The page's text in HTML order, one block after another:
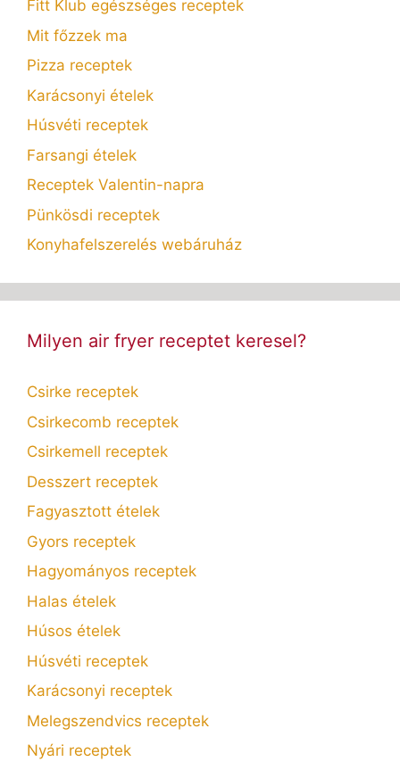
Fitt Klub egészséges receptek
Mit főzzek ma
Pizza receptek
Karácsonyi ételek
Húsvéti receptek
Farsangi ételek
Receptek Valentin-napra
Pünkösdi receptek
Konyhafelszerelés webáruház
Milyen air fryer receptet keresel?
Csirke receptek
Csirkecomb receptek
Csirkemell receptek
Desszert receptek
Fagyasztott ételek
Gyors receptek
Hagyományos receptek
Halas ételek
Húsos ételek
Húsvéti receptek
Karácsonyi receptek
Melegszendvics receptek
Nyári receptek